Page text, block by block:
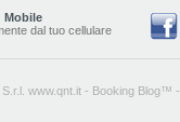
Mobile
dal tuo cellulare
www.qnt.it - Booking Blog™ -